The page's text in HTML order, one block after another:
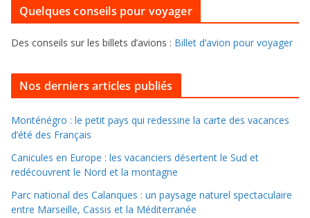
e
s
o
l
l
e
r
d
a
n
Quelques conseils pour voyager
Des conseils sur les billets d’avions : Billet d’avion pour voyager
Nos derniers articles publiés
Monténégro : le petit pays qui redessine la carte des vacances
d’été des Français
Canicules en Europe : les vacanciers désertent le Sud et
redécouvrent le Nord et la montagne
Parc national des Calanques : un paysage naturel spectaculaire
entre Marseille, Cassis et la Méditerranée